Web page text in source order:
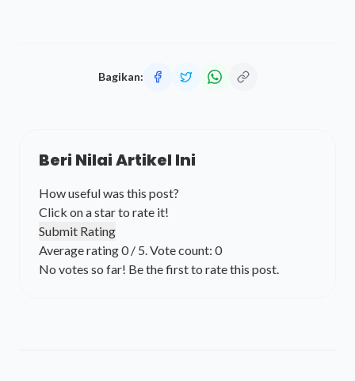
Bagikan:
Beri Nilai Artikel Ini
How useful was this post?
Click on a star to rate it!
Submit Rating
Average rating0/ 5. Vote count: 0
No votes so far! Be the first to rate this post.